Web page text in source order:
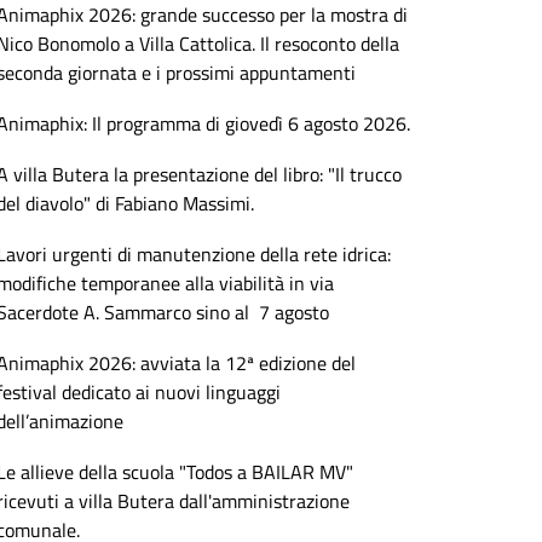
2026: grande successo per la mostra di
Bonomolo a Villa Cattolica. Il resoconto della
giornata e i prossimi appuntamenti
Il programma di giovedì 6 agosto 2026.
villa Butera la presentazione del libro: "Il trucco
diavolo" di Fabiano Massimi.
urgenti di manutenzione della rete idrica:
temporanee alla viabilità in via
A. Sammarco sino al 7 agosto
2026: avviata la 12ª edizione del
dedicato ai nuovi linguaggi
allieve della scuola "Todos a BAILAR MV"
a villa Butera dall'amministrazione